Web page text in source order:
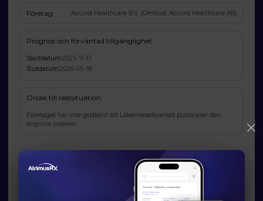
Företag Accord Healthcare B.V. (Ombud: Accord Healthcare AB)
Prognos och förväntad tillgänglighet
Startdatum:2025-11-17
Slutdatum:2026-05-18
Orsak till restsituation
Företaget har inte godkänt att Läkemedelsverket publicerar den
angivna orsaken.
Läkemedelsverkets information om möjliga
alternativ